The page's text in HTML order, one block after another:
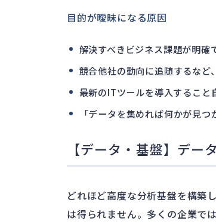
目的が曖昧になる原因
解決すべきビジネス課題が明確
競合他社の動向に追随するなど
最新のITツールを導入すること
「データを集めれば何かが見
【データ・基盤】デ
どれほど高度な分析基盤を構築
は得られません。多くの企業で